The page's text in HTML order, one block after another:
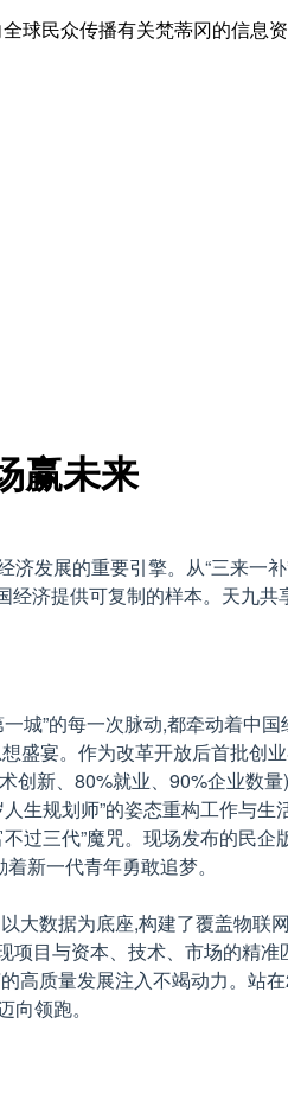
民众传播有关梵蒂冈的信息
赢未来
发展的重要引擎。从“三来一
济提供可复制的样本。天九
”的每一次脉动,都牵动着中
宴。作为改革开放后首批创
新、80%就业、90%企业数量)
生规划师”的姿态重构工作与
过三代”魔咒。现场发布的
新一代青年勇敢追梦。
数据为底座,构建了覆盖物联
目与资本、技术、市场的精准
质量发展注入不竭动力。站
领跑。